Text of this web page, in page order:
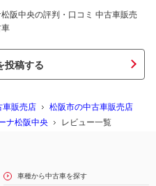
阪中央の評判・口コミ 中古車販売
投稿する
車販売店
松阪市の中古車販売店
ナ松阪中央
レビュー一覧
車種から中古車を探す